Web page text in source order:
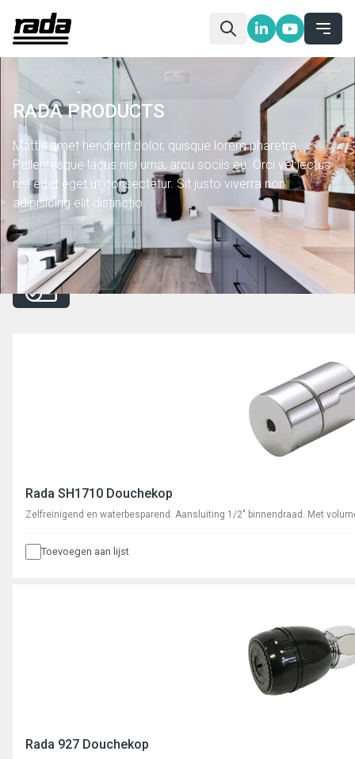
RADA PRODUCTS
Mattis amet hendrerit dolor, quisque lorem pharetra.
Pellentesque lacus nisi urna, arcu sociis eu. Orci vel lectus
nisl eget eget ut consectetur. Sit justo viverra non
adipisicing elit distinctio.
Rada SH1710 Douchekop
Zelfreinigend en waterbesparend. Aansluiting 1/2" binnendraad. Met
Toevoegen aan lijst
Rada 927 Douchekop